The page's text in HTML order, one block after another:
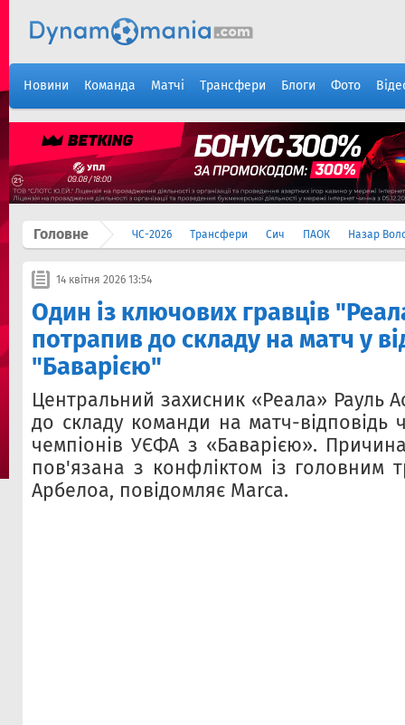
Новини Команда Матчі Трансфери Блоги Фото
Головне ЧС-2026 Трансфери Сич ПАОК Назар
14 квітня 2026 13:54
Один із ключових гравців
потрапив до складу на матч у
"Баварією"
Центральний захисник «Реала» Рауль
до складу команди на матч-відповідь
чемпіонів УЄФА з «Баварією». Причина
пов'язана з конфліктом із головним
Арбелоа, повідомляє Marca.